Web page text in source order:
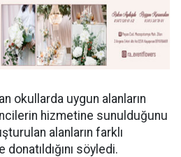
okullarda uygun alanların
hizmetine sunulduğunu
alanların farklı
söyledi.